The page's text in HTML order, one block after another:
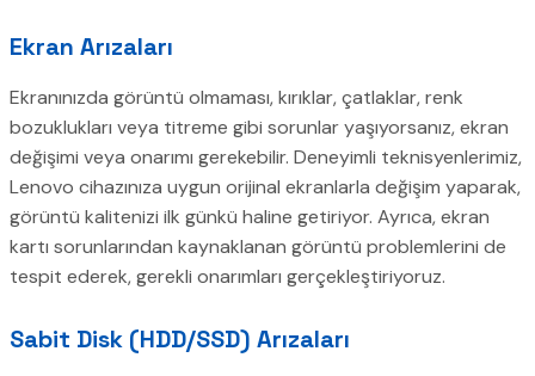
Ekran Arızaları
Ekranınızda görüntü olmaması, kırıklar, çatlaklar, renk
bozuklukları veya titreme gibi sorunlar yaşıyorsanız, ekran
değişimi veya onarımı gerekebilir. Deneyimli teknisyenlerimiz,
Lenovo cihazınıza uygun orijinal ekranlarla değişim yaparak,
görüntü kalitenizi ilk günkü haline getiriyor. Ayrıca, ekran
kartı sorunlarından kaynaklanan görüntü problemlerini de
tespit ederek, gerekli onarımları gerçekleştiriyoruz.
Sabit Disk (HDD/SSD) Arızaları